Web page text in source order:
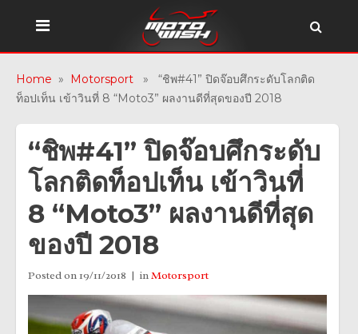
Home » Motorsport » “ชิพ#41” ปิดจ๊อบศึกระดับโลกติด
ท็อปเท็น เข้าวินที่ 8 “Moto3” ผลงานดีที่สุดของปี 2018
“ชิพ#41” ปิดจ๊อบศึกระดับ
โลกติดท็อปเท็น เข้าวินที่
8 “Moto3” ผลงานดีที่สุด
ของปี 2018
Posted on19/11/2018 inMotorsport